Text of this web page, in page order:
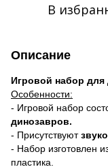
В
Описание
Игровой набор для
Особенности:
- Игровой набор
динозавров.
- Присутствуют
- Набор изготовлен
пластика.